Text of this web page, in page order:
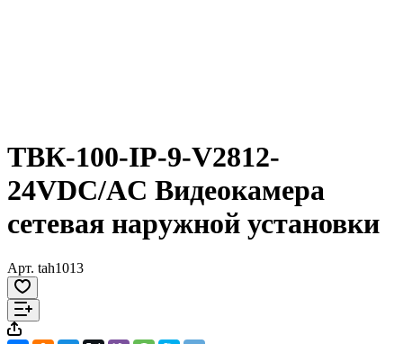
ТВК-100-IP-9-V2812-
24VDC/AC Видеокамера
сетевая наружной установки
Арт. tah1013